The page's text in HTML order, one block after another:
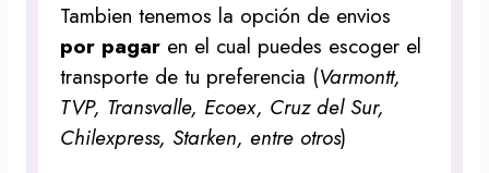
Tambien tenemos la opción de envios
por pagar en el cual puedes escoger el
transporte de tu preferencia (Varmontt,
TVP, Transvalle, Ecoex, Cruz del Sur,
Chilexpress, Starken, entre otros)